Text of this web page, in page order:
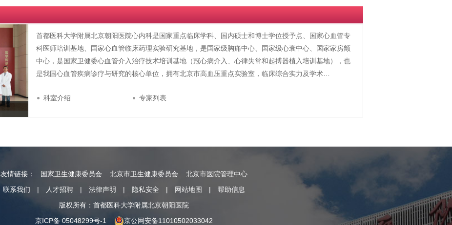
首都医科大学附属北京朝阳医院心内科是国家重点临床学科、国内硕士和博士学位授予点、国家心血管专
科医师培训基地、国家心血管临床药理实验研究基地，是国家级胸痛中心、国家级心衰中心、国家家房颤
中心，是国家卫健委心血管介入治疗技术培训基地（冠心病介入、心律失常和起搏器植入培训基地），也
是我国心血管疾病诊疗与研究的核心单位，拥有北京市高血压重点实验室，临床综合实力及学术…
科室介绍 专家列表
友情链接： 国家卫生健康委员会 北京市卫生健康委员会
北京市医院管理中心
联系我们
| 人才招聘 | 法律声明 | 隐私安全 | 网站地图 |
帮助信息
版权所有：首都医科大学附属北京朝阳医院
京ICP备 05048299号-1
京公网安备11010502033042